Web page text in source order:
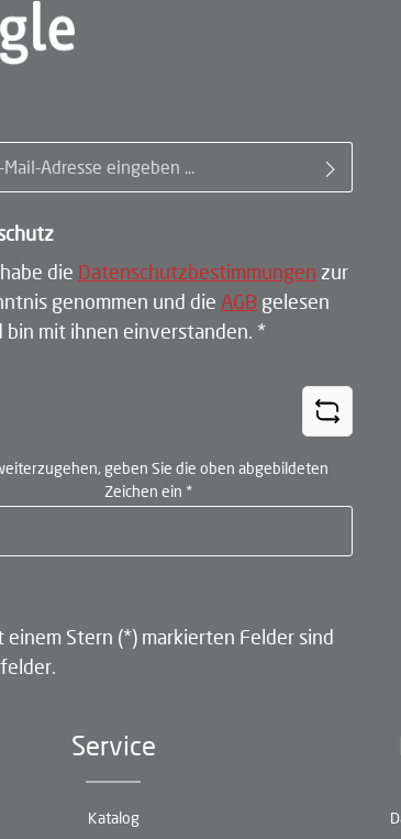
die Datenschutzbestimmungen zur
genommen und die AGB gelesen
bin mit ihnen einverstanden. *
geben Sie die oben abgebildeten
Zeichen ein *
einem Stern (*) markierten Felder sind
Service
Katalog